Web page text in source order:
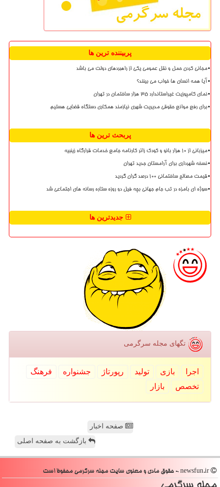
پربیننده ترین ها
مجانی کردن حمل و نقل عمومی یکی از راهبردهای دولت می باشد
آیا همه انسان ها خواب می بینند؟
نمای کامپوزیت غیراستاندارد ۳۵ هزار ساختمان در تهران
برای رفع موانع حقوقی مدیریت شهری نیازمند همکاری دستگاه قضایی هستیم
پربحث ترین ها
میزبانی از ۱۰ هزار بانو و کودک زائر کارنامه جامع خدمات قرارگاه زینبیه
نسخه شهرداری برای آرامستان جدید تهران
قیمت مصالح ساختمانی ۱۰۰ درصد گران گردید
سوژه ای بامزه در تب جام جهانی بچه فیل دو روزه ستاره رسانه های اجتماعی شد
جدیدترین ها
تگهای مجله سرگرمی
اجرا بازی تولید رپورتاژ جشنواره
فرهنگ
تخصص
بازار
صفحه اخبار
بازگشت به صفحه اصلی